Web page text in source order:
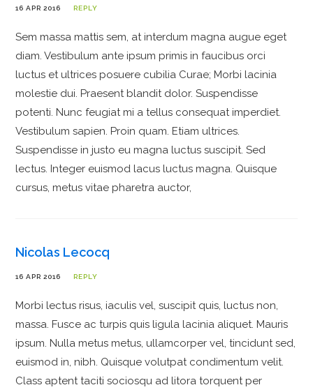
16 APR 2016 REPLY
Sem massa mattis sem, at interdum magna augue eget
diam. Vestibulum ante ipsum primis in faucibus orci
luctus et ultrices posuere cubilia Curae; Morbi lacinia
molestie dui. Praesent blandit dolor. Suspendisse
potenti. Nunc feugiat mi a tellus consequat imperdiet.
Vestibulum sapien. Proin quam. Etiam ultrices.
Suspendisse in justo eu magna luctus suscipit. Sed
lectus. Integer euismod lacus luctus magna. Quisque
cursus, metus vitae pharetra auctor,
Nicolas Lecocq
16 APR 2016 REPLY
Morbi lectus risus, iaculis vel, suscipit quis, luctus non,
massa. Fusce ac turpis quis ligula lacinia aliquet. Mauris
ipsum. Nulla metus metus, ullamcorper vel, tincidunt sed,
euismod in, nibh. Quisque volutpat condimentum velit.
Class aptent taciti sociosqu ad litora torquent per